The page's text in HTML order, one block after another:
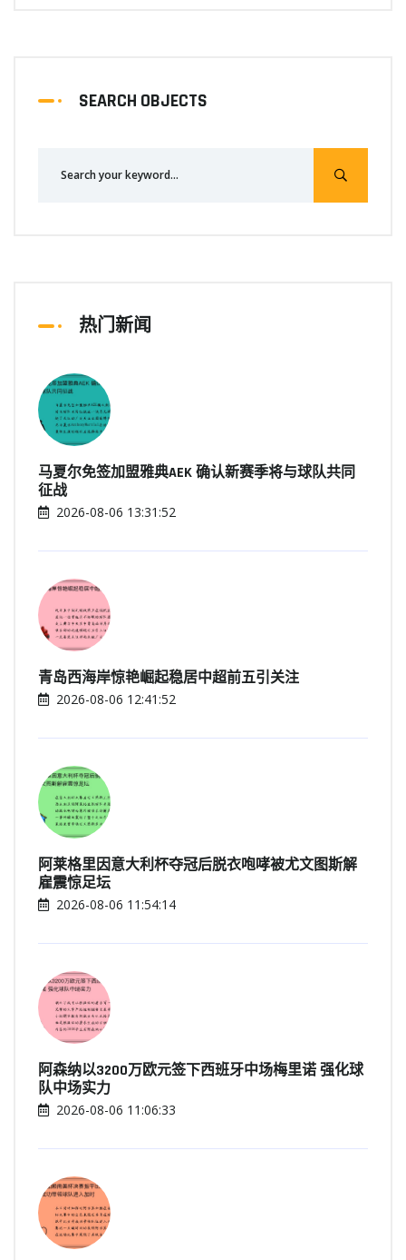
SEARCH OBJECTS
热门新闻
马夏尔免签加盟雅典AEK 确认新赛季将与球队共同
征战
2026-08-06 13:31:52
青岛西海岸惊艳崛起稳居中超前五引关注
2026-08-06 12:41:52
阿莱格里因意大利杯夺冠后脱衣咆哮被尤文图斯解
雇震惊足坛
2026-08-06 11:54:14
阿森纳以3200万欧元签下西班牙中场梅里诺 强化球
队中场实力
2026-08-06 11:06:33